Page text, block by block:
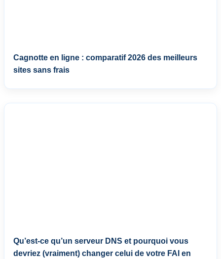
Cagnotte en ligne : comparatif 2026 des meilleurs
sites sans frais
Qu’est-ce qu’un serveur DNS et pourquoi vous
devriez (vraiment) changer celui de votre FAI en